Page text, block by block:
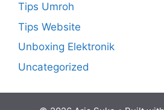
Tips Umroh
Tips Website
Unboxing Elektronik
Uncategorized